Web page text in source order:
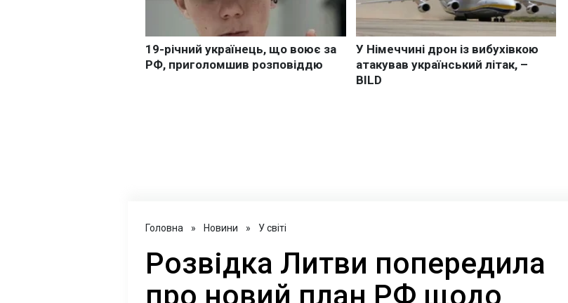
Головна » Новини » У світі
Розвідка Литви попередила
про новий план РФ щодо